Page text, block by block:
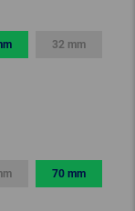
32 mm
70 mm